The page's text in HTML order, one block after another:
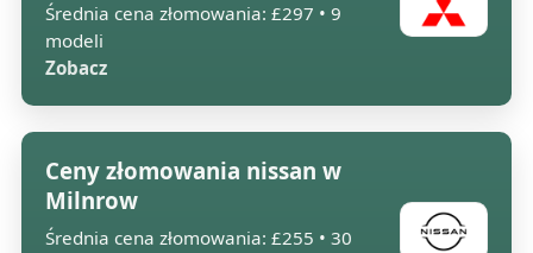
Średnia cena złomowania: £297 • 9
modeli
Zobacz
Ceny złomowania nissan w
Milnrow
Średnia cena złomowania: £255 • 30